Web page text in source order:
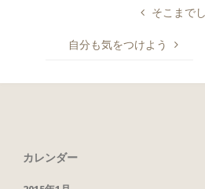
そこまで
自分も気をつけよう
カレンダー